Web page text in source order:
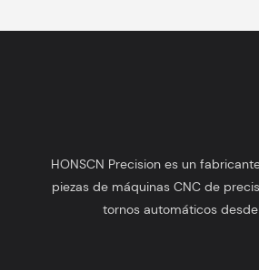
HONSCN Precision es un
piezas de máquinas CNC de
tornos automáticos